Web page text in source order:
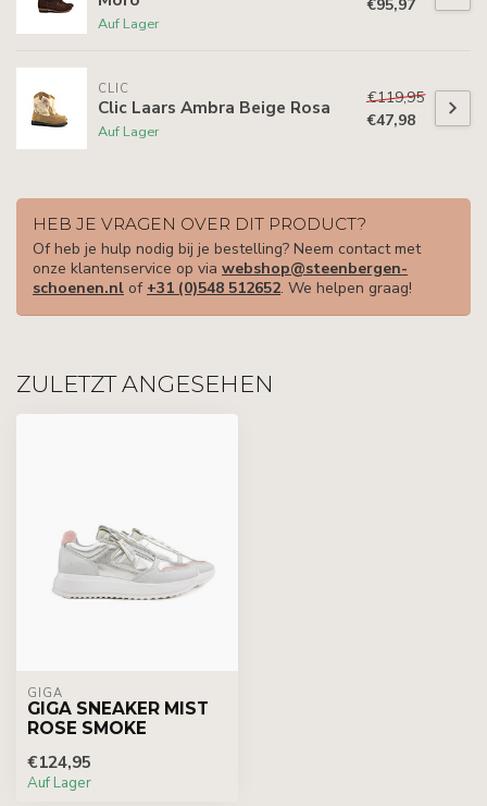
Auf Lager
€95,97
CLIC
Clic Laars Ambra Beige Rosa
Auf Lager
€119,95
€47,98
HEB JE VRAGEN OVER DIT PRODUCT?
Of heb je hulp nodig bij je bestelling? Neem contact met
onze klantenservice op via webshop@steenbergen-
schoenen.nl of +31 (0)548 512652. We helpen graag!
ZULETZT ANGESEHEN
GIGA
GIGA SNEAKER MIST
ROSE SMOKE
€124,95
Auf Lager